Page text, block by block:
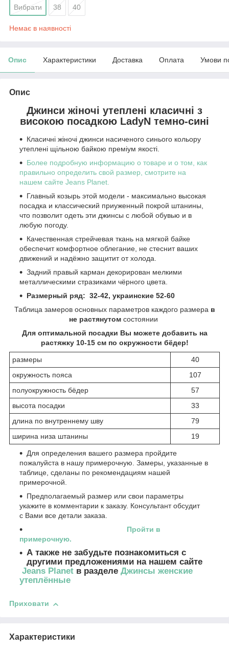
Вибрати 38 40
Немає в наявності
Опис Характеристики Доставка Оплата Умови
Опис
Джинси жіночі утеплені класичні з
високою посадкою LadyN темно-сині
Класичні жіночі джинси насиченого синього кольору
утеплені щільною байкою преміум якості.
Более подробную информацию о товаре и о том, как
правильно определить свой размер, смотрите на
нашем сайте Jeans Planet.
Главный козырь этой модели - максимально высокая
посадка и классический приуженный покрой штанины,
что позволит одеть эти джинсы с любой обувью и в
любую погоду.
Качественная стрейчевая ткань на мягкой байке
обеспечит комфортное облегание, не стеснит ваших
движений и надёжно защитит от холода.
Задний правый карман декорирован мелкими
металлическими стразиками чёрного цвета.
Размерный ряд: 32-42, украинские 52-60
Таблица замеров основных параметров каждого размера в
не растянутом состоянии
Для оптимальной посадки Вы можете добавить на
растяжку 10-15 см по окружности бёдер!
размеры
40
окружность пояса
107
полуокружность бёдер
57
высота посадки
33
длина по внутреннему шву
79
ширина низа штанины
19
Для определения вашего размера пройдите
пожалуйста в нашу примерочную. Замеры, указанные в
таблице, сделаны по рекомендациям нашей
примерочной.
Предполагаемый размер или свои параметры
укажите в комментарии к заказу. Консультант обсудит
с Вами все детали заказа.
Пройти в
примерочную.
А также не забудьте познакомиться с
другими предложениями на нашем сайте
Jeans Planet в разделе Джинсы женские
утеплённые
Приховати
Характеристики